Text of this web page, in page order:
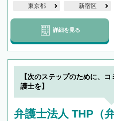
東京都 新宿区
詳細を見る
【次のステップのために、
護士を】
弁護士法人 THP（